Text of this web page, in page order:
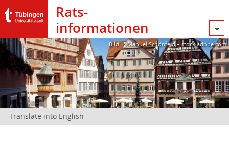
Rats­
informationen
Bild: @Manuel Schönfeld – stock.adobe.com
Translate into English